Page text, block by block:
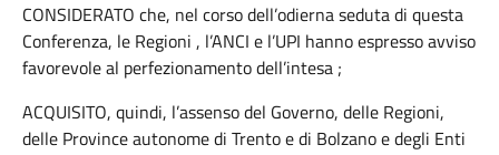
CONSIDERATO che, nel corso dell’odierna seduta di questa
Conferenza, le Regioni , l’ANCI e l’UPI hanno espresso avviso
favorevole al perfezionamento dell’intesa ;
ACQUISITO, quindi, l’assenso del Governo, delle Regioni,
delle Province autonome di Trento e di Bolzano e degli Enti